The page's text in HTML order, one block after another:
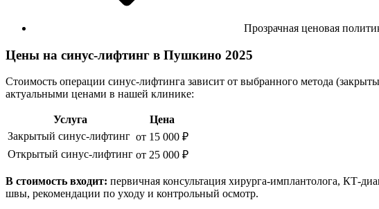
Прозрачная ценовая
Цены на синус-лифтинг в Пушкино 2025
Стоимость операции синус-лифтинга зависит от выбранного метода
актуальными ценами в нашей клинике:
Услуга
Цена
Закрытый синус-лифтинг от 15 000 ₽
Открытый синус-лифтинг от 25 000 ₽
В стоимость входит: первичная консультация хирурга-имплантолога, КТ-
швы, рекомендации по уходу и контрольный осмотр.